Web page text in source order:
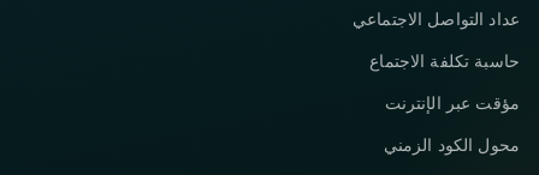
عداد التواصل الاجتماعي
حاسبة تكلفة الاجتماع
مؤقت عبر الإنترنت
محول الكود الزمني